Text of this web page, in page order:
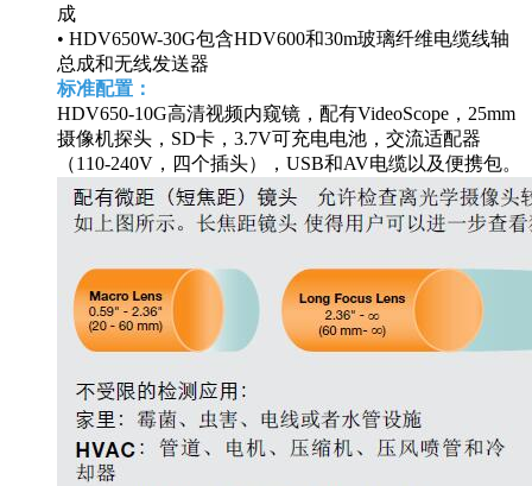
成
• HDV650W-30G包含HDV600和30m玻璃纤维电缆线轴
总成和无线发送器
标准配置：
HDV650-10G高清视频内窥镜，配有VideoScope，25mm
摄像机探头，SD卡，3.7V可充电电池，交流适配器
（110-240V，四个插头），USB和AV电缆以及便携包。